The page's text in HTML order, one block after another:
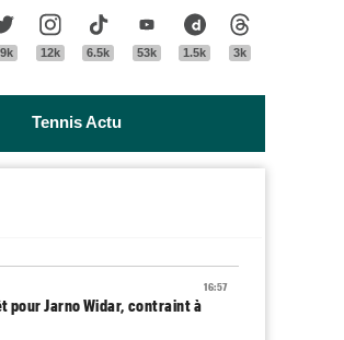
TwitterInstagram
12k
Tik Tok
6.5k
Youtube
53k
Dailymotion
1.5k 3k
Tennis Actu
16:57
pour Jarno Widar, contraint à